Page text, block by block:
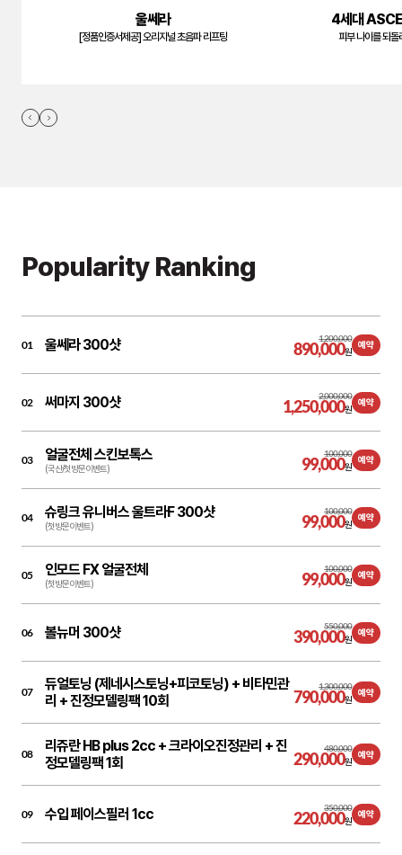
울쎄라
[정품인증서제공] 오리지널 초음파 리프팅
4세대
피부 나이를 되돌
Popularity Ranking
01 울쎄라 300샷 1,200,000
890,000원
예약
02 써마지 300샷 2,000,000
1,250,000원
예약
03 얼굴전체 스킨보톡스
(국산/첫방문이벤트)
100,000
99,000원
예약
04 슈링크 유니버스 울트라F 300샷
(첫방문이벤트)
100,000
99,000원
예약
05 인모드 FX 얼굴전체
(첫방문이벤트)
100,000
99,000원
예약
06 볼뉴머 300샷 550,000
390,000원
예약
07
듀얼토닝 (제네시스토닝+피코토닝) + 비타민관
리 + 진정모델링팩 10회
1,300,000
790,000원
예약
08
리쥬란 HB plus 2cc + 크라이오진정관리 + 진
정모델링팩 1회
480,000
290,000원
예약
09 수입 페이스필러 1cc 350,000
220,000원
예약